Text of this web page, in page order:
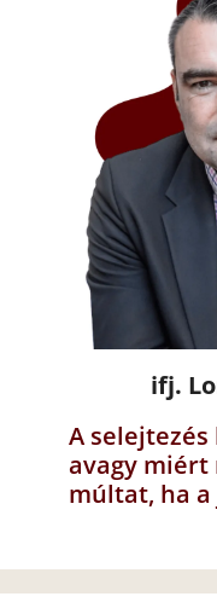
ifj.
A
avagy miért
múltat, ha